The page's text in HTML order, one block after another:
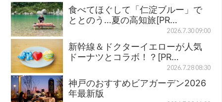
食べてほぐして「仁淀ブルー」で
ととのう…夏の高知旅[PR…
2026.7.30 09:00
新幹線＆ドクターイエローが人気
ドーナツとコラボ！？[PR…
2026.7.28 08:30
神戸のおすすめビアガーデン2026
年最新版